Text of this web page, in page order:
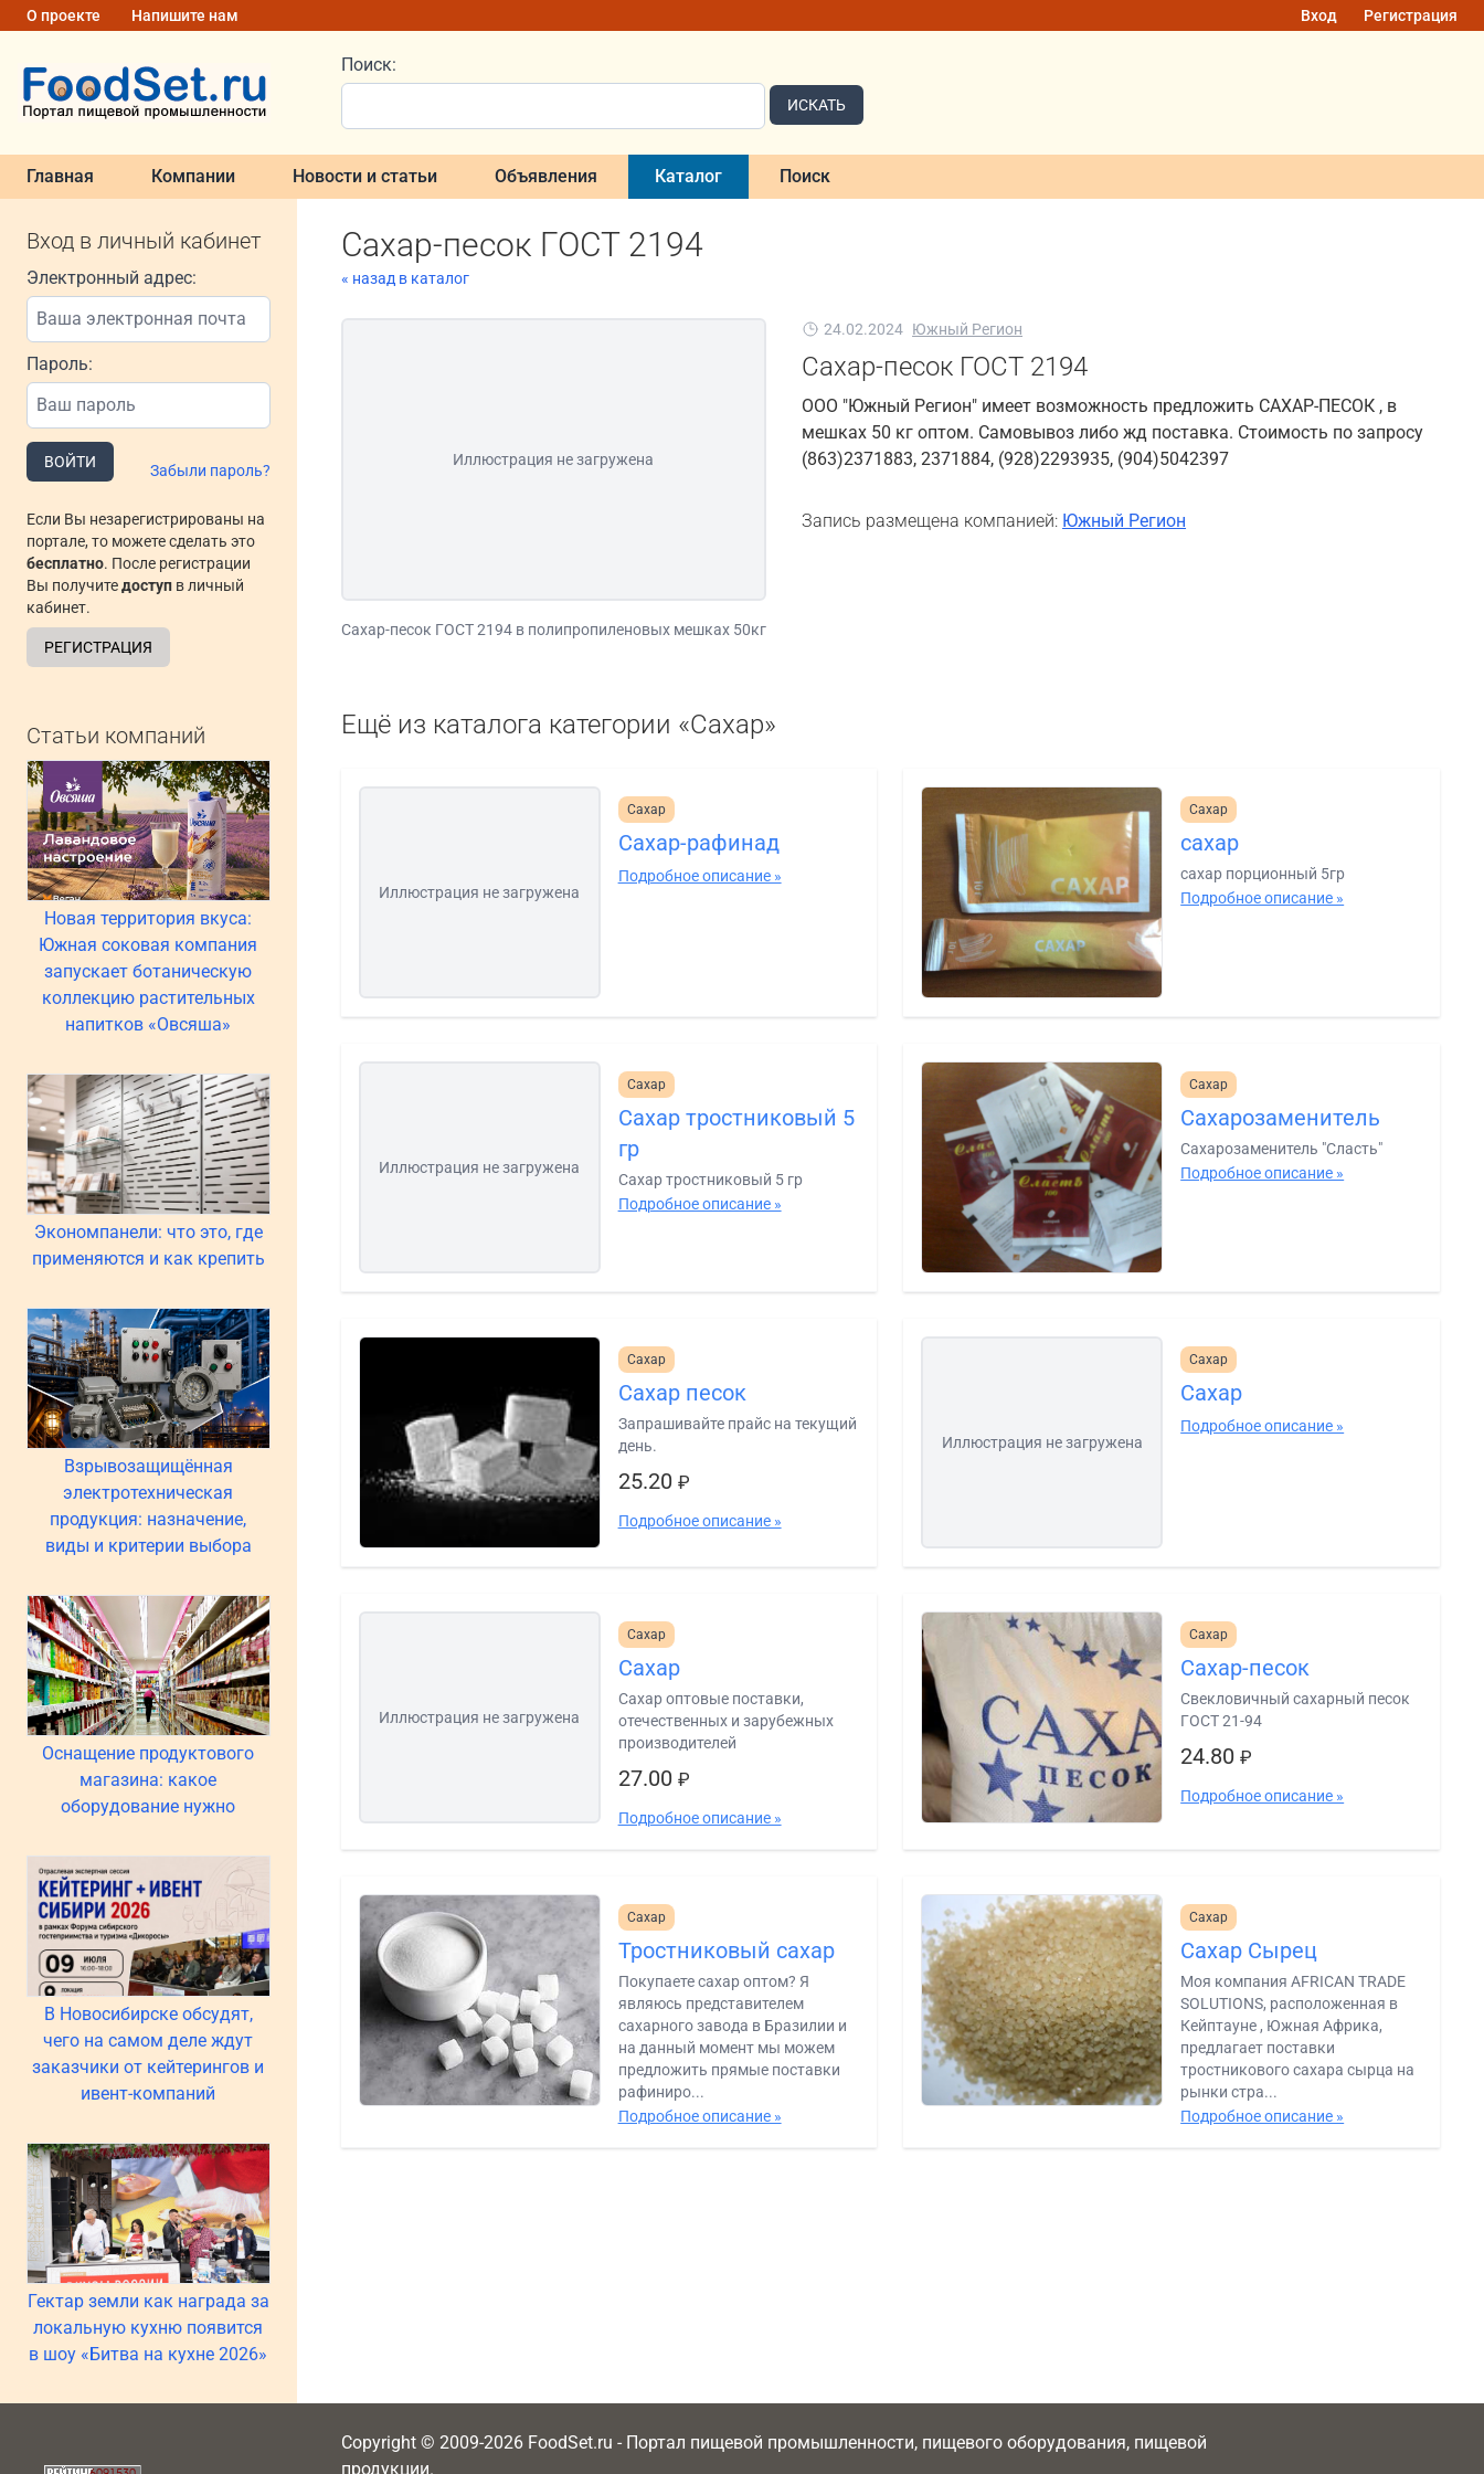
О проекте Напишите нам Вход Регистрация
Поиск:
ИСКАТЬ
Главная Компании Новости и статьи Объявления Каталог Поиск
Вход в личный кабинет
Электронный адрес:
Пароль:
ВОЙТИ Забыли пароль?
Если Вы незарегистрированы на
портале, то можете сделать это
бесплатно. После регистрации
Вы получитедоступ в личный
кабинет.
РЕГИСТРАЦИЯ
Статьи компаний
Новая территория вкуса:
Южная соковая компания
запускает ботаническую
коллекцию растительных
напитков «Овсяша»
Экономпанели: что это, где
применяются и как крепить
Взрывозащищённая
электротехническая
продукция: назначение,
виды и критерии выбора
Оснащение продуктового
магазина: какое
оборудование нужно
В Новосибирске обсудят,
чего на самом деле ждут
заказчики от кейтерингов и
ивент-компаний
Гектар земли как награда за
локальную кухню появится
в шоу «Битва на кухне 2026»
Сахар-песок ГОСТ 2194
« назад в каталог
Иллюстрация не загружена
Сахар-песок ГОСТ 2194 в полипропиленовых мешках 50кг
24.02.2024 Южный Регион
Сахар-песок ГОСТ 2194
ООО "Южный Регион" имеет возможность предложить САХАР-ПЕСОК , в
мешках 50 кг оптом. Самовывоз либо жд поставка. Стоимость по запросу
(863)2371883, 2371884, (928)2293935, (904)5042397
Запись размещена компанией: Южный Регион
Ещё из каталога категории «Сахар»
Иллюстрация не загружена
Сахар
Сахар-рафинад
Подробное описание »
Сахар
сахар
сахар порционный 5гр
Подробное описание »
Иллюстрация не загружена
Сахар
Сахар тростниковый 5
гр
Сахар тростниковый 5 гр
Подробное описание »
Сахар
Сахарозаменитель
Сахарозаменитель "Сласть"
Подробное описание »
Сахар
Сахар песок
Запрашивайте прайс на текущий
день.
25.20 ₽
Подробное описание »
Иллюстрация не загружена
Сахар
Сахар
Подробное описание »
Иллюстрация не загружена
Сахар
Сахар
Сахар оптовые поставки,
отечественных и зарубежных
производителей
27.00 ₽
Подробное описание »
Сахар
Сахар-песок
Свекловичный сахарный песок
ГОСТ 21-94
24.80₽
Подробное описание »
Сахар
Тростниковый сахар
Покупаете сахар оптом? Я
являюсь представителем
сахарного завода в Бразилии и
на данный момент мы можем
предложить прямые поставки
рафиниро...
Подробное описание »
Сахар
Сахар Сырец
Моя компания AFRICAN TRADE
SOLUTIONS, расположенная в
Кейптауне , Южная Африка,
предлагает поставки
тростникового сахара сырца на
рынки стра...
Подробное описание »
Copyright © 2009-2026 FoodSet.ru - Портал пищевой промышленности, пищевого оборудования, пищевой
продукции.